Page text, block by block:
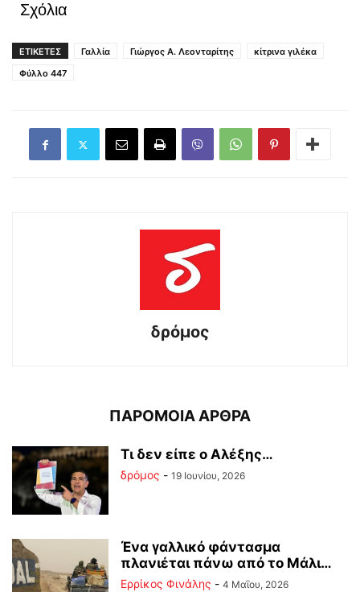
Σχόλια
ΕΤΙΚΕΤΕΣ Γαλλία Γιώργος Α. Λεονταρίτης
κίτρινα γιλέκα
Φύλλο 447
δρόμος
ΠΑΡΟΜΟΙΑ ΑΡΘΡΑ
Tι δεν είπε ο Αλέξης…
δρόμος - 19 Ιουνίου, 2026
Ένα γαλλικό φάντασμα
πλανιέται πάνω από το Μάλι…
Ερρίκος Φινάλης - 4 Μαΐου, 2026